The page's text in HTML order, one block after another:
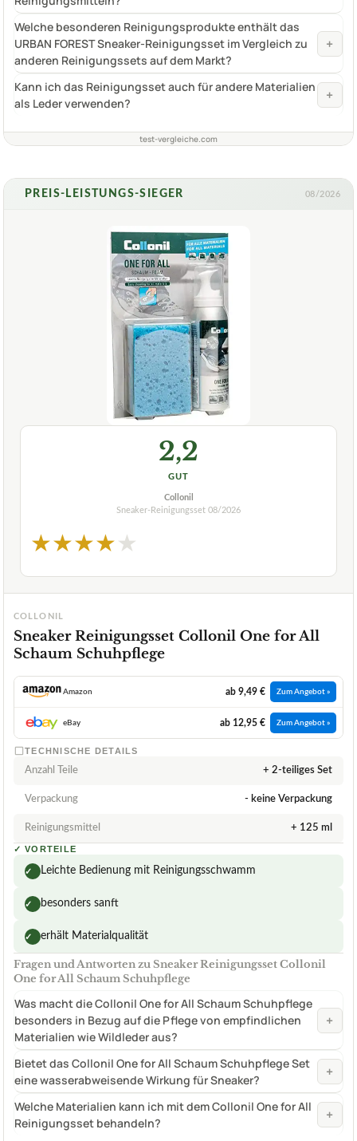
Welche besonderen Reinigungsprodukte enthält das
URBAN FOREST Sneaker-Reinigungsset im Vergleich zu
anderen Reinigungssets auf dem Markt?
+
Kann ich das Reinigungsset auch für andere Materialien
als Leder verwenden?
+
test-vergleiche.com
PREIS-LEISTUNGS-SIEGER 08/2026
2,2
GUT
Collonil
Sneaker-Reinigungsset 08/2026
★★★★★
COLLONIL
Sneaker Reinigungsset Collonil One for All
Schaum Schuhpflege
Amazon ab 9,49 € Zum Angebot »
eBay ab 12,95 € Zum Angebot »
TECHNISCHE DETAILS
Anzahl Teile + 2-teiliges Set
Verpackung - keine Verpackung
Reinigungsmittel + 125 ml
✓ VORTEILE
✓ Leichte Bedienung mit Reinigungsschwamm
✓ besonders sanft
✓ erhält Materialqualität
Fragen und Antworten zu Sneaker Reinigungsset Collonil
One for All Schaum Schuhpflege
Was macht die Collonil One for All Schaum Schuhpflege
besonders in Bezug auf die Pflege von empfindlichen
Materialien wie Wildleder aus?
+
Bietet das Collonil One for All Schaum Schuhpflege Set
eine wasserabweisende Wirkung für Sneaker?
+
Welche Materialien kann ich mit dem Collonil One for All
Reinigungsset behandeln?
+